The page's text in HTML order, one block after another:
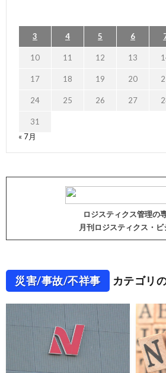
3 4 5 6
10 11 12 13
17 18 19 20
24 25 26 27
31
« 7月
ロジスティクス管理の
月刊ロジスティクス・ビ
災害/事故/不祥事 カテゴリ